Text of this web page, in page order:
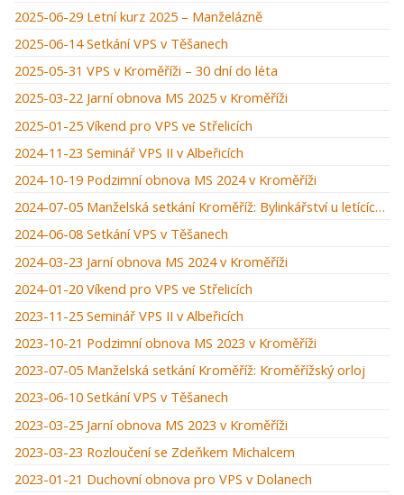
2025-06-29 Letní kurz 2025 – Manželázně
2025-06-14 Setkání VPS v Těšanech
2025-05-31 VPS v Kroměříži – 30 dní do léta
2025-03-22 Jarní obnova MS 2025 v Kroměříži
2025-01-25 Víkend pro VPS ve Střelicích
2024-11-23 Seminář VPS II v Albeřicích
2024-10-19 Podzimní obnova MS 2024 v Kroměříži
2024-07-05 Manželská setkání Kroměříž: Bylinkářství u letících hus
2024-06-08 Setkání VPS v Těšanech
2024-03-23 Jarní obnova MS 2024 v Kroměříži
2024-01-20 Víkend pro VPS ve Střelicích
2023-11-25 Seminář VPS II v Albeřicích
2023-10-21 Podzimní obnova MS 2023 v Kroměříži
2023-07-05 Manželská setkání Kroměříž: Kroměřížský orloj
2023-06-10 Setkání VPS v Těšanech
2023-03-25 Jarní obnova MS 2023 v Kroměříži
2023-03-23 Rozloučení se Zdeňkem Michalcem
2023-01-21 Duchovní obnova pro VPS v Dolanech